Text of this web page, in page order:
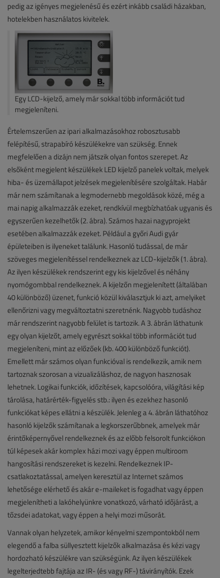
pedig az igényes megjelenésű és ezért inkább családi házakban,
hotelekben használatos kivitelek.
Egy LCD-kijelző, amely már sokkal több információt tud
megjeleníteni.
Értelemszerűen az ipari alkalmazásokhoz robosztusabb
felépítésű, strapabíró készülékekre van szükség. Ennek
megfelelően a dizájn nem játszik olyan fontos szerepet. Az
elsőként megjelent készülékek LED kijelző panelek voltak, melyek
hiba- és üzemállapot jelzések megjelenítésére szolgáltak. Habár
már nem számítanak a legmodernebb megoldások közé, még a
mai napig alkalmazzák ezeket, rendkívül megbízhatóak ugyanis és
egyszerűen kezelhetők (2. ábra). Számos hazai nagyprojekt
esetében alkalmazzák ezeket. Például a győri Audi gyár
épületeiben is ilyeneket találunk. Hasonló tudással, de már
szöveges megjelenítéssel rendelkeznek az LCD-kijelzők (1. ábra).
Az ilyen készülékek rendszerint egy kis kijelzővel és néhány
nyomógombbal rendelkeznek. A kijelzőn megjelenített (általában
40 különböző) üzenet, funkció közül kiválasztjuk ki azt, amelyiket
ellenőrizni vagy megváltoztatni szeretnénk. Nagyobb tudáshoz
már rendszerint nagyobb felület is tartozik. A 3. ábrán láthatunk
egy olyan kijelzőt, amely egyrészt sokkal több információt tud
megjeleníteni, mint az előzőek (kb. 400 különböző funkciót).
Emellett már számos olyan funkcióval is rendelkezik, amik nem
tartoznak szorosan a vizualizáláshoz, de nagyon hasznosak
lehetnek. Logikai funkciók, időzítések, kapcsolóóra, világítási kép
tárolása, határérték-figyelés stb.: ilyen és ezekhez hasonló
funkciókat képes ellátni a készülék. Jelenleg a 4. ábrán láthatóhoz
hasonló kijelzők számítanak a legkorszerűbbnek, amelyek már
érintőképernyővel rendelkeznek és az előbb felsorolt funkciókon
túl képesek akár komplex házi mozi vagy éppen multiroom
hangosítási rendszereket is kezelni. Rendelkeznek IP-
csatlakoztatással, amelyen keresztül az Internet számos
lehetősége elérhető és akár e-maileket is fogadhat vagy éppen
megjelenítheti a lakóhelyünkre vonatkozó, várható időjárást, a
tőzsdei adatokat, vagy éppen a helyi mozi műsorát.
Vannak olyan helyzetek, amikor kényelmi szempontokból nem
elegendő a falba süllyesztett kijelzők alkalmazása és kézi vagy
hordozható készülékre van szükségünk. Az ilyen készülékek
legelterjedtebb fajtája az IR- (és vagy RF-) távirányítók. Ezek